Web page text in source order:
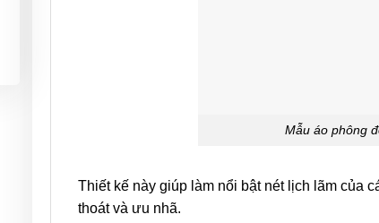
Mẫu áo phông
Thiết kế này giúp làm nổi bật nét lịch lãm của
thoát và ưu nhã.